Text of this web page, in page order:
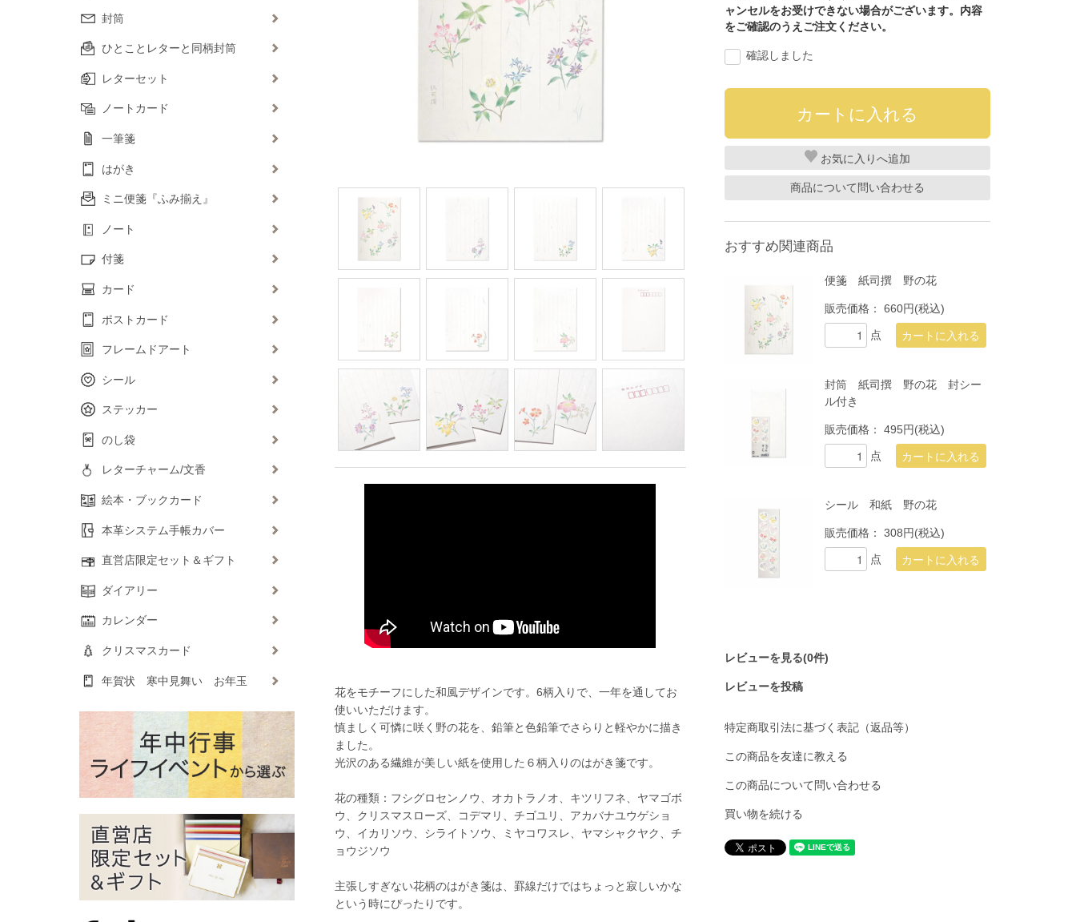
花をモチーフにした和風デザインです。6柄入りで、一年を通してお
使いいただけます。
慎ましく可憐に咲く野の花を、鉛筆と色鉛筆でさらりと軽やかに描き
ました。
光沢のある繊維が美しい紙を使用した６柄入りのはがき箋です。
花の種類：フシグロセンノウ、オカトラノオ、キツリフネ、ヤマゴボ
ウ、クリスマスローズ、コデマリ、チゴユリ、アカバナユウゲショ
ウ、イカリソウ、シライトソウ、ミヤコワスレ、ヤマシャクヤク、チ
ョウジソウ
主張しすぎない花柄のはがき箋は、罫線だけではちょっと寂しいかな
という時にぴったりです。
ャンセルをお受けできない場合がございます。内容
をご確認のうえご注文ください。
確認しました
お気に入り
商品について問い合わせる
おすすめ関連商品
便箋 紙司撰 野の花
販売価格：660円(税込)
点
封筒 紙司撰 野の花 封シー
ル付き
販売価格：495円(税込)
点
シール 和紙 野の花
販売価格：308円(税込)
点
レビューを見る(0件)
レビューを投稿
特定商取引法に基づく表記（返品等）
この商品を友達に教える
この商品について問い合わせる
買い物を続ける
封筒
ひとことレターと同柄封筒
レターセット
ノートカード
一筆箋
はがき
ミニ便箋『ふみ揃え』
ノート
付箋
カード
ポストカード
フレームドアート
シール
ステッカー
のし袋
レターチャーム/文香
絵本・ブックカード
本革システム手帳カバー
直営店限定セット＆ギフト
ダイアリー
カレンダー
クリスマスカード
年賀状 寒中見舞い お年玉